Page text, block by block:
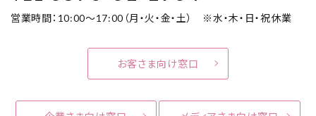
営業時間：10:00～17:00（月・火・金・土） ※水・木・日・祝休業
お客さま向け窓口